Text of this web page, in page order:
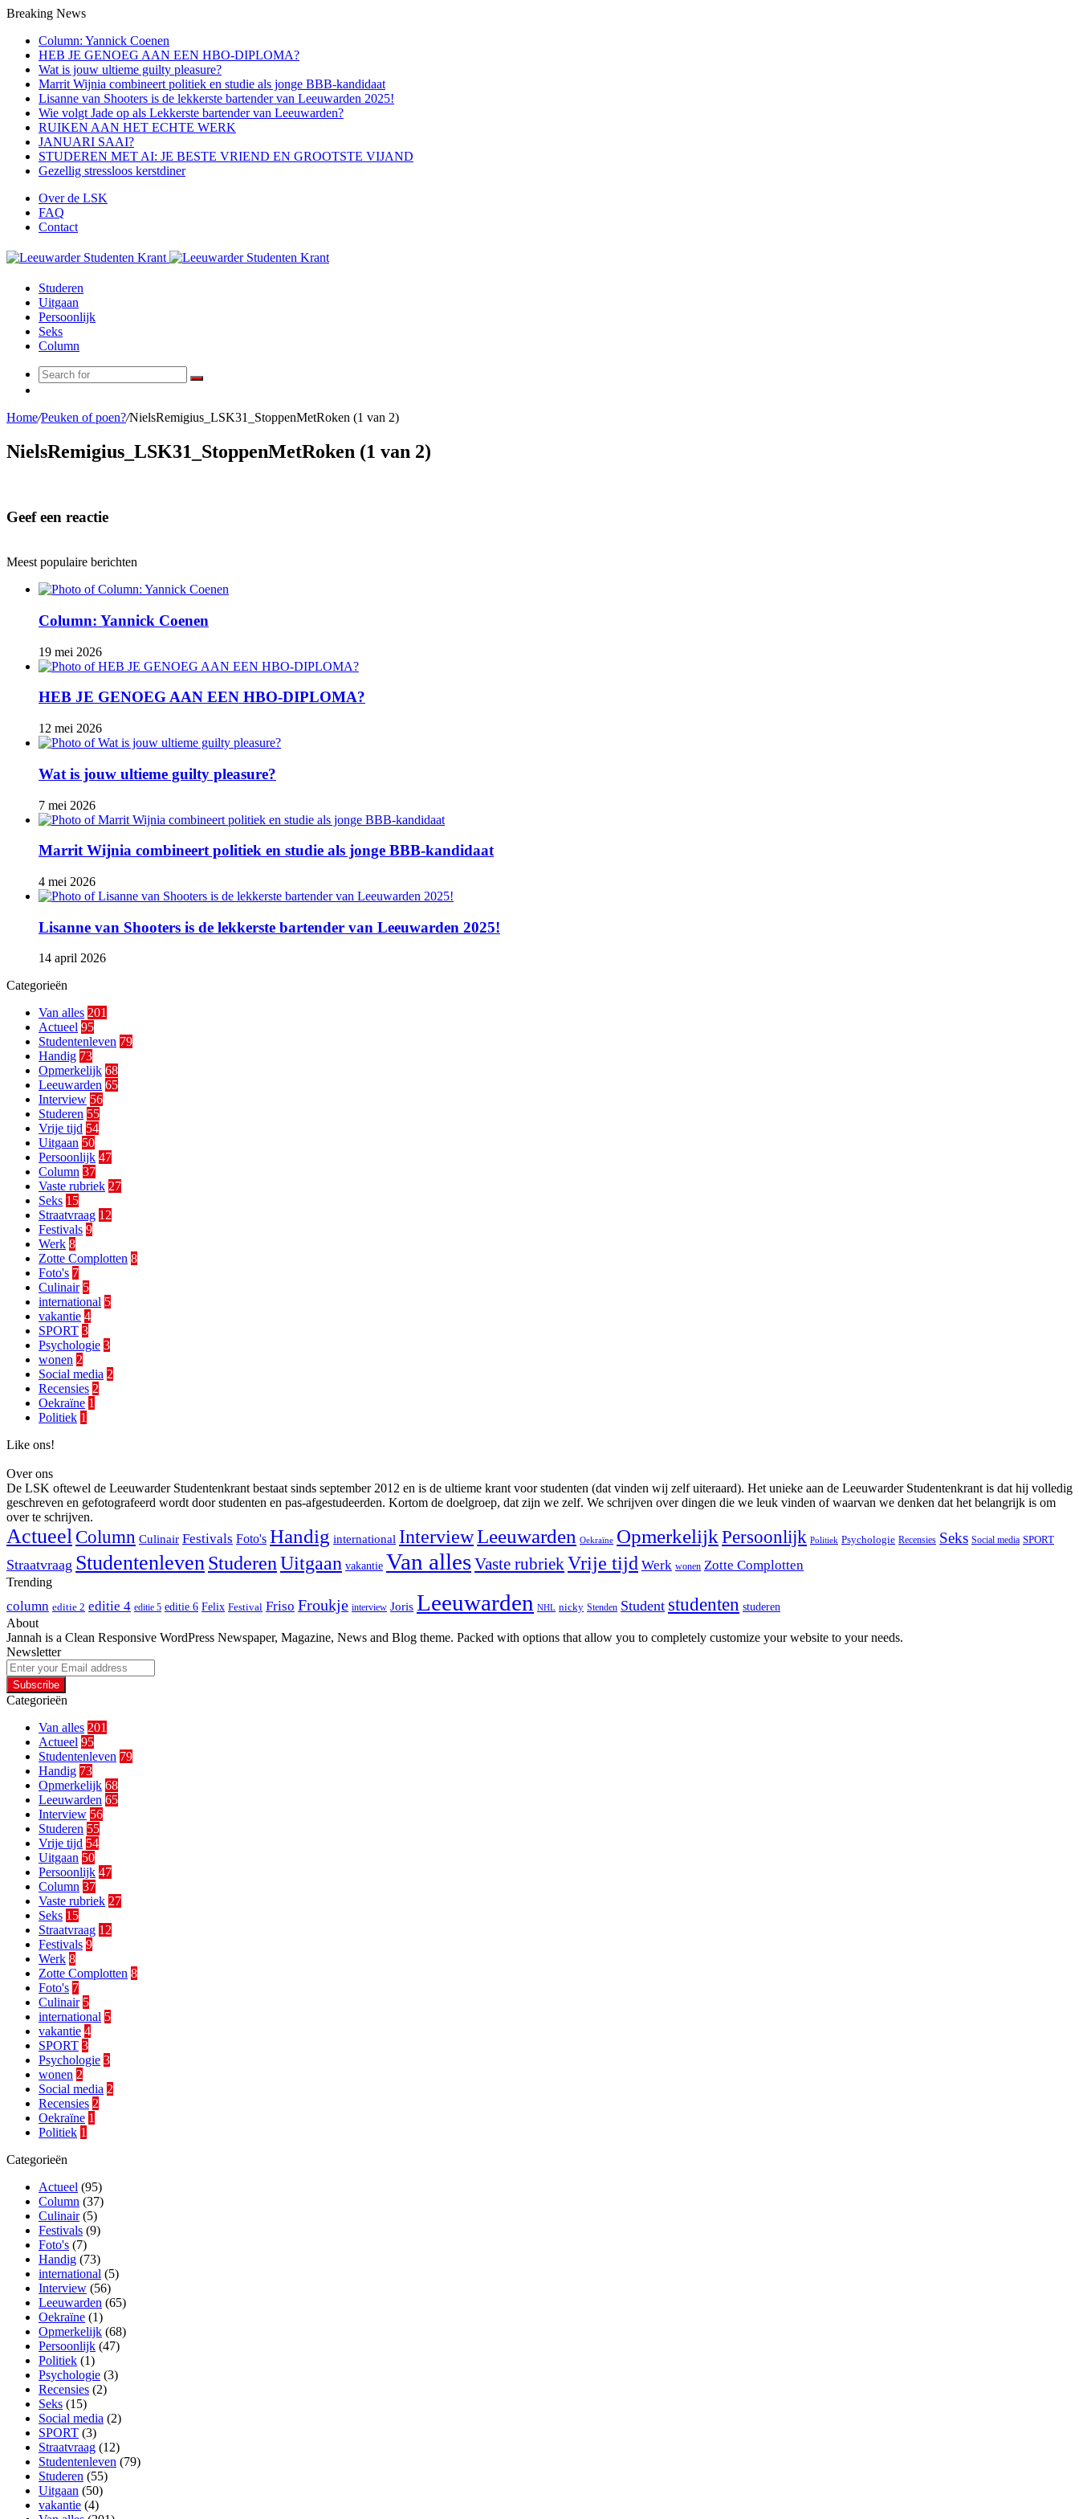
Breaking News
Column: Yannick Coenen
HEB JE GENOEG AAN EEN HBO-DIPLOMA?
Wat is jouw ultieme guilty pleasure?
Marrit Wijnia combineert politiek en studie als jonge BBB‑kandidaat
Lisanne van Shooters is de lekkerste bartender van Leeuwarden 2025!
Wie volgt Jade op als Lekkerste bartender van Leeuwarden?
RUIKEN AAN HET ECHTE WERK
JANUARI SAAI?
STUDEREN MET AI: JE BESTE VRIEND EN GROOTSTE VIJAND
Gezellig stressloos kerstdiner
Over de LSK
FAQ
Contact
Menu
Studeren
Uitgaan
Persoonlijk
Seks
Column
Search
Home/Peuken of poen?/NielsRemigius_LSK31_StoppenMetRoken (1 van 2)
NielsRemigius_LSK31_StoppenMetRoken (1 van 2)
Geef een reactie
Meest populaire berichten
Column: Yannick Coenen
19 mei 2026
HEB JE GENOEG AAN EEN HBO-DIPLOMA?
12 mei 2026
Wat is jouw ultieme guilty pleasure?
7 mei 2026
Marrit Wijnia combineert politiek en studie als jonge BBB‑kandidaat
4 mei 2026
Lisanne van Shooters is de lekkerste bartender van Leeuwarden 2025!
14 april 2026
Categorieën
Van alles 201
Actueel 95
Studentenleven 79
Handig 73
Opmerkelijk 68
Leeuwarden 65
Interview 56
Studeren 55
Vrije tijd 54
Uitgaan 50
Persoonlijk 47
Column 37
Vaste rubriek 27
Seks 15
Straatvraag 12
Festivals 9
Werk 8
Zotte Complotten 8
Foto's 7
Culinair 5
international 5
vakantie 4
SPORT 3
Psychologie 3
wonen 2
Social media 2
Recensies 2
Oekraïne 1
Politiek 1
Like ons!
Over ons
De LSK oftewel de Leeuwarder Studentenkrant bestaat sinds september 2012 en is de ultieme krant voor studenten (dat vinden wij zelf uiteraard). Het unieke aan de Leeuwarder Studentenkrant is dat hij volledig
geschreven en gefotografeerd wordt door studenten en pas-afgestudeerden. Kortom de doelgroep, dat zijn we zelf. We schrijven over dingen die we leuk vinden of waarvan we denken dat het belangrijk is om
over te schrijven.
Actueel Column Culinair Festivals Foto's Handig international InterviewLeeuwarden Oekraïne OpmerkelijkPersoonlijk Politiek Psychologie Recensies Seks Social media SPORT
Straatvraag StudentenlevenStuderenUitgaan vakantie Van allesVaste rubriekVrije tijd Werk wonen Zotte Complotten
Trending
column editie 2 editie 4 editie 5 editie 6 Felix Festival Friso Froukje interview Joris Leeuwarden NHL nicky Stenden Student studenten studeren
About
Jannah is a Clean Responsive WordPress Newspaper, Magazine, News and Blog theme. Packed with options that allow you to completely customize your website to your needs.
Newsletter
Enter
your
Email
address
Categorieën
Van alles 201
Actueel 95
Studentenleven 79
Handig 73
Opmerkelijk 68
Leeuwarden 65
Interview 56
Studeren 55
Vrije tijd 54
Uitgaan 50
Persoonlijk 47
Column 37
Vaste rubriek 27
Seks 15
Straatvraag 12
Festivals 9
Werk 8
Zotte Complotten 8
Foto's 7
Culinair 5
international 5
vakantie 4
SPORT 3
Psychologie 3
wonen 2
Social media 2
Recensies 2
Oekraïne 1
Politiek 1
Categorieën
Actueel (95)
Column (37)
Culinair(5)
Festivals (9)
Foto's (7)
Handig (73)
international (5)
Interview (56)
Leeuwarden (65)
Oekraïne (1)
Opmerkelijk (68)
Persoonlijk (47)
Politiek (1)
Psychologie (3)
Recensies (2)
Seks (15)
Social media (2)
SPORT (3)
Straatvraag (12)
Studentenleven (79)
Studeren (55)
Uitgaan (50)
vakantie (4)